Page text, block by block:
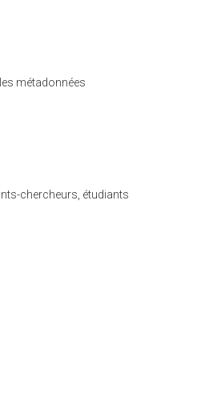
métadonnées
chercheurs, étudiants